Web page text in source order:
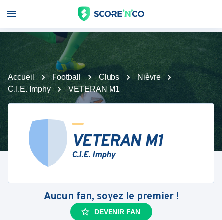
Accueil Football Clubs
Nièvre
C.I.E. Imphy
VETERAN M1
VETERAN M1
C.I.E. Imphy
Aucun fan, soyez le premier !
DEVENIR FAN